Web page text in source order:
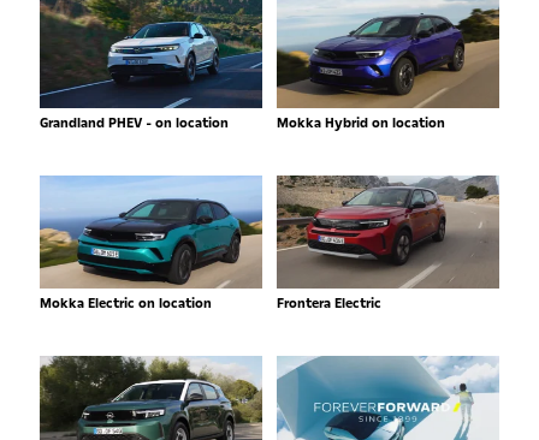
Grandland PHEV - on location Mokka Hybrid on location
Mokka Electric on location Frontera Electric